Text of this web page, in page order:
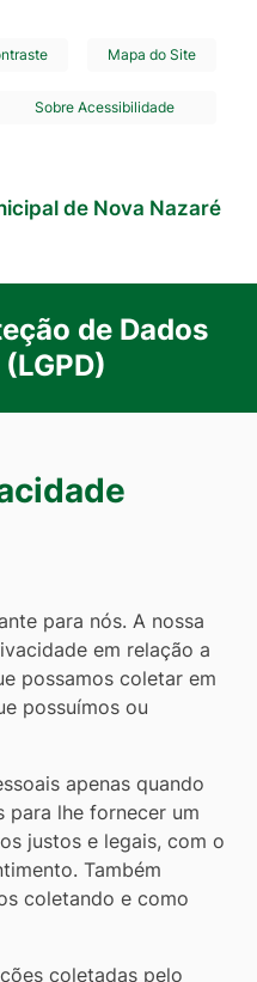
Mapa do Site
Sobre Acessibilidade
de Nova Nazaré
de Dados
para nós. A nossa
em relação a
possamos coletar em
possuímos ou
apenas quando
para lhe fornecer um
justos e legais, com o
Também
coletando e como
coletadas pelo